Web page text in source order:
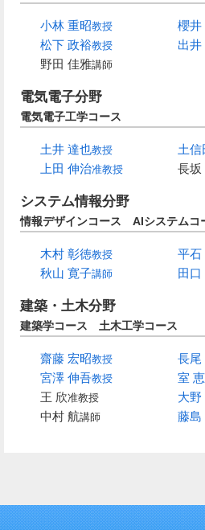
小林 重昭教授 櫻井
松下 政裕教授 出井
野田 佳雅講師
電気電子分野
電気電子工学コース
土井 達也教授 土信
上田 伸治准教授 長坂
システム情報分野
情報デザインコース AIシステムコ
木村 彰徳教授 平石
秋山 寛子講師 田口
建築・土木分野
建築学コース 土木工学コース
齋藤 宏昭教授 長尾
宮澤 伸吾教授 室
王 欣准教授 大野
中村 航講師 藤島